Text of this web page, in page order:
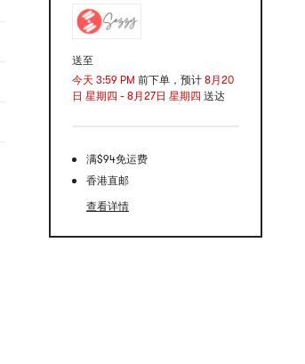
送至
今天 3:59 PM 前下单，预计 8月20
日 星期四 - 8月27日 星期四 送达
满$94免运费
香港直邮
查看详情